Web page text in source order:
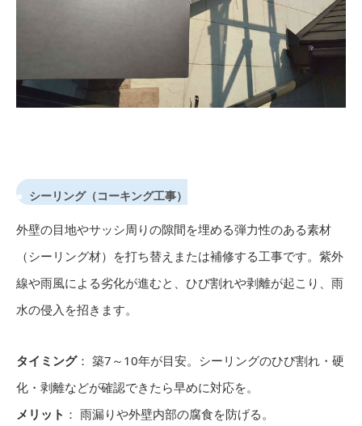
シーリング（コーキング工事）
外壁の目地やサッシ周りの隙間を埋める弾力性のある素材
（シーリング材）を打ち替えまたは補修する工事です。紫外
線や雨風による劣化が進むと、ひび割れや剥離が起こり、雨
水の侵入を招きます。
タイミング： 築7～10年が目安。シーリングのひび割れ・硬
化・剥離などが確認できたら早めに対応を。
メリット ： 雨漏りや外壁内部の腐食を防げる。